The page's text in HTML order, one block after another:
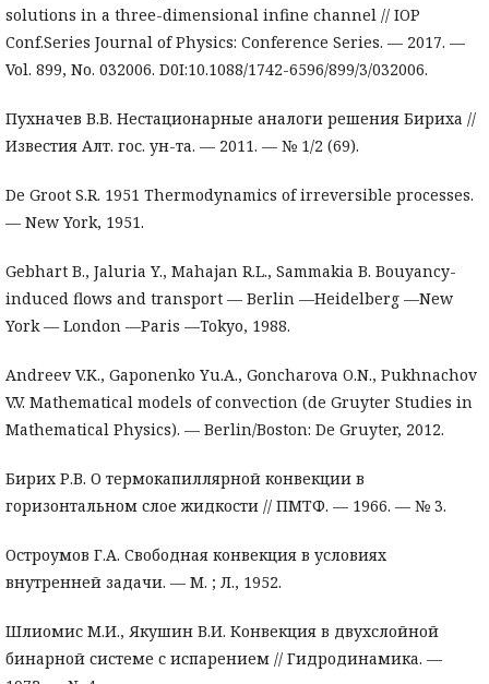
solutions in a three-dimensional infine channel // IOP
Conf.Series Journal of Physics: Conference Series. — 2017. —
Vol. 899, No. 032006. D0I:10.1088/1742-6596/899/3/032006.
Пухначев В.В. Нестационарные аналоги решения Бириха //
Известия Алт. гос. ун-та. — 2011. — № 1/2 (69).
De Groot S.R. 1951 Thermodynamics of irreversible processes.
— New York, 1951.
Gebhart B., Jaluria Y., Mahajan R.L., Sammakia B. Bouyancy-
induced flows and transport — Berlin —Heidelberg —New
York — London —Paris —Tokyo, 1988.
Andreev V.K., Gaponenko Yu.A., Goncharova O.N., Pukhnachov
V.V. Mathematical models of convection (de Gruyter Studies in
Mathematical Physics). — Berlin/Boston: De Gruyter, 2012.
Бирих Р.В. О термокапиллярной конвекции в
горизонтальном слое жидкости // ПМТФ. — 1966. — № 3.
Остроумов Г.А. Свободная конвекция в условиях
внутренней задачи. — М. ; Л., 1952.
Шлиомис М.И., Якушин В.И. Конвекция в двухслойной
бинарной системе с испарением // Гидродинамика. —